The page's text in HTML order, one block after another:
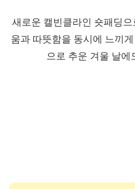
새로운 캘빈클라인 숏패딩
움과 따뜻함을 동시에 느끼
으로 추운 겨울 날에